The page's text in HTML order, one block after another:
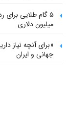
۵ گام طلایی
میلیون دلاری
«برای آنچه نیاز
جهانی و ایران